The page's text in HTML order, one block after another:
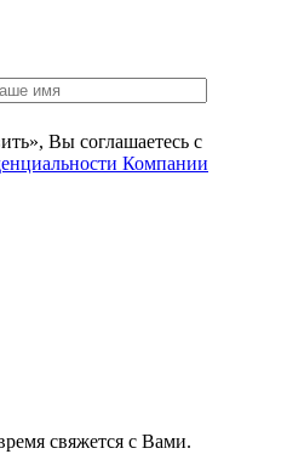
Вы соглашаетесь c
Компании
свяжется с Вами.